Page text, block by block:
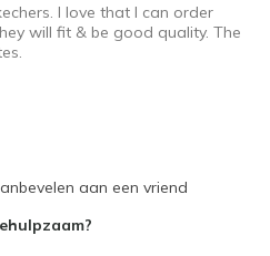
I love that I can order
will fit & be good quality. The
aan een vriend